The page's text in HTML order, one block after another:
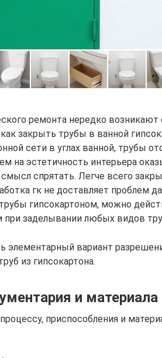
ремонта нередко возникают
закрыть трубы в ванной
сети в углах ванной, трубы
на эстетичность интерьера
спрятать. Легче всего
гк не доставляет проблем
гипсокартоном, можно
заделывании любых видов
элементарный вариант
из гипсокартона.
и материала
приспособления и